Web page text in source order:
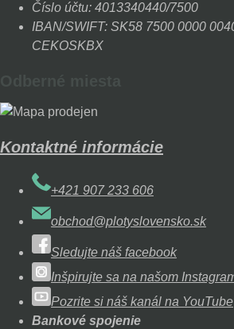
Číslo účtu: 4013340440/7500
IBAN/SWIFT: SK58 7500 0000
CEKOSKBX
Kontaktné informácie
+421 907 233 606
obchod@plotyslovensko.sk
Sledujte náš facebook
Inšpirujte sa na našom
Pozrite si náš kanál na YouTube
Bankové spojenie